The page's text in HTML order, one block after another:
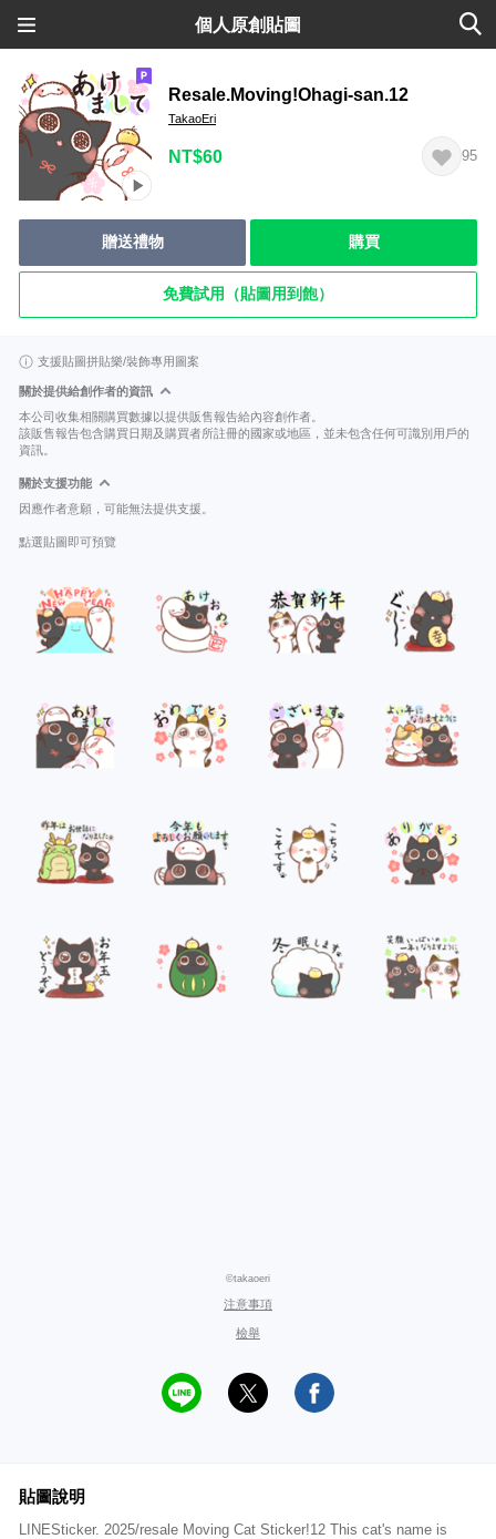
個人原創貼圖
Resale.Moving!Ohagi-san.12
TakaoEri
NT$60 95
贈送禮物 購買
免費試用（貼圖用到飽）
支援貼圖拼貼樂/裝飾專用圖案
關於提供給創作者的資訊
本公司收集相關購買數據以提供販售報告給內容創作者。
該販售報告包含購買日期及購買者所註冊的國家或地區，並未包含任何可識別用戶的
資訊。
關於支援功能
因應作者意願，可能無法提供支援。
點選貼圖即可預覽
©takaoeri
注意事項
檢舉
貼圖說明
LINESticker. 2025/resale Moving Cat Sticker!12 This cat's name is